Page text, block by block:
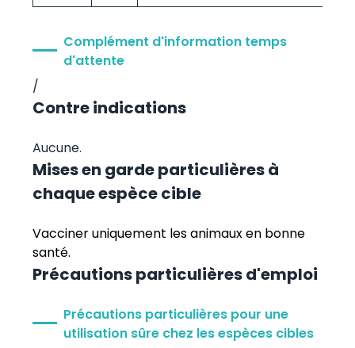
Complément d'information temps
d'attente
/
Contre indications
Aucune.
Mises en garde particulières à
chaque espèce cible
Vacciner uniquement les animaux en bonne
santé.
Précautions particulières d'emploi
Précautions particulières pour une
utilisation sûre chez les espèces cibles